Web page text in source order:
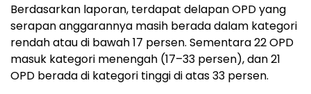
Berdasarkan laporan, terdapat delapan OPD yang
serapan anggarannya masih berada dalam kategori
rendah atau di bawah 17 persen. Sementara 22 OPD
masuk kategori menengah (17–33 persen), dan 21
OPD berada di kategori tinggi di atas 33 persen.